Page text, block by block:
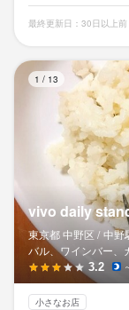
最終更新日：30日以上前
1 / 13
vivo daily
東京都 中野区 / 中野
バル、ワインバー、
3.2
小さなお店